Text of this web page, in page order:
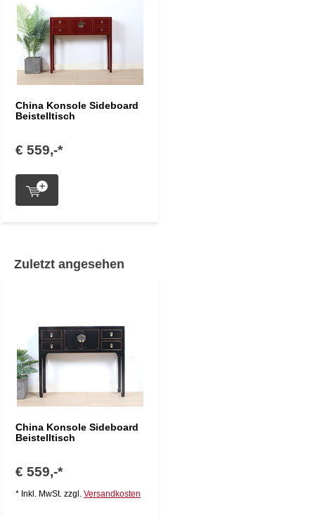
China Konsole Sideboard
Beistelltisch
€ 559,-*
Zuletzt angesehen
China Konsole Sideboard
Beistelltisch
€ 559,-*
* Inkl. MwSt. zzgl. Versandkosten